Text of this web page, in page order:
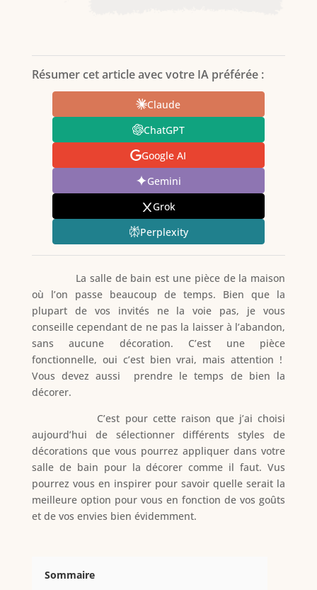
Résumer cet article avec votre IA préférée :
Claude
ChatGPT
Google AI
Gemini
Grok
Perplexity
La salle de bain est une pièce de la maison
où l’on passe beaucoup de temps. Bien que la
plupart de vos invités ne la voie pas, je vous
conseille cependant de ne pas la laisser à l’abandon,
sans aucune décoration. C’est une pièce
fonctionnelle, oui c’est bien vrai, mais attention !
Vous devez aussi prendre le temps de bien la
décorer.
C’est pour cette raison que j’ai choisi
aujourd’hui de sélectionner différents styles de
décorations que vous pourrez appliquer dans votre
salle de bain pour la décorer comme il faut. Vus
pourrez vous en inspirer pour savoir quelle serait la
meilleure option pour vous en fonction de vos goûts
et de vos envies bien évidemment.
Sommaire